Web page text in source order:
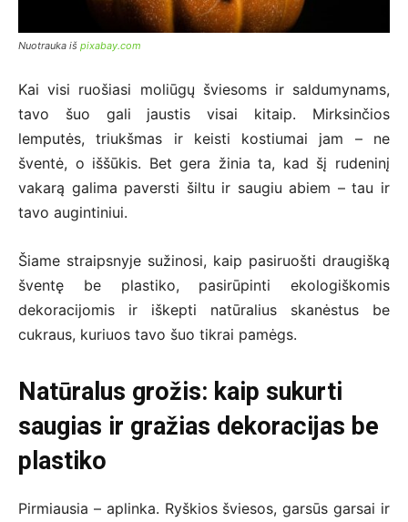
Nuotrauka iš pixabay.com
Kai visi ruošiasi moliūgų šviesoms ir saldumynams,
tavo šuo gali jaustis visai kitaip. Mirksinčios
lemputės, triukšmas ir keisti kostiumai jam – ne
šventė, o iššūkis. Bet gera žinia ta, kad šį rudeninį
vakarą galima paversti šiltu ir saugiu abiem – tau ir
tavo augintiniui.
Šiame straipsnyje sužinosi, kaip pasiruošti draugišką
šventę be plastiko, pasirūpinti ekologiškomis
dekoracijomis ir iškepti natūralius skanėstus be
cukraus, kuriuos tavo šuo tikrai pamėgs.
Natūralus grožis: kaip sukurti
saugias ir gražias dekoracijas be
plastiko
Pirmiausia – aplinka. Ryškios šviesos, garsūs garsai ir